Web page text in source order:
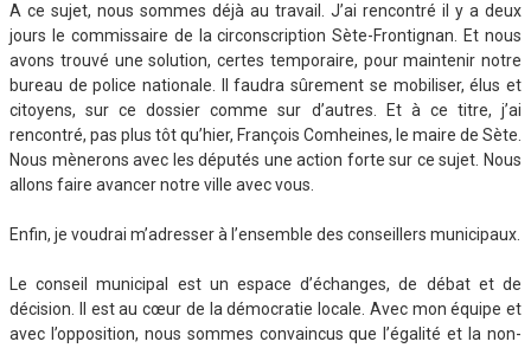
A ce sujet, nous sommes déjà au travail. J’ai rencontré il y a deux
jours le commissaire de la circonscription Sète-Frontignan. Et nous
avons trouvé une solution, certes temporaire, pour maintenir notre
bureau de police nationale. Il faudra sûrement se mobiliser, élus et
citoyens, sur ce dossier comme sur d’autres. Et à ce titre, j’ai
rencontré, pas plus tôt qu’hier, François Comheines, le maire de Sète.
Nous mènerons avec les députés une action forte sur ce sujet. Nous
allons faire avancer notre ville avec vous.
Enfin, je voudrai m’adresser à l’ensemble des conseillers municipaux.
Le conseil municipal est un espace d’échanges, de débat et de
décision. Il est au cœur de la démocratie locale. Avec mon équipe et
avec l’opposition, nous sommes convaincus que l’égalité et la non-